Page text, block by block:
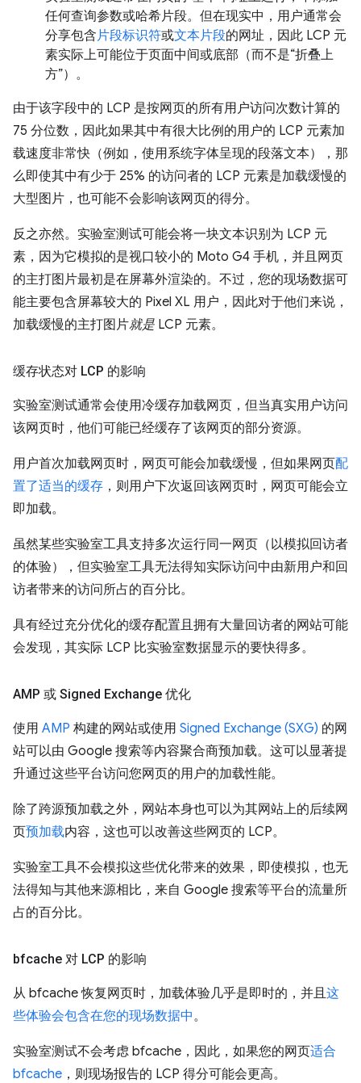
任何查询参数或哈希片段。但在现实中，用户通常会
分享包含片段标识符或文本片段的网址，因此 LCP 元
素实际上可能位于页面中间或底部（而不是“折叠上
方”）。
由于该字段中的 LCP 是按网页的所有用户访问次数计算的
75 分位数，因此如果其中有很大比例的用户的 LCP 元素加
载速度非常快（例如，使用系统字体呈现的段落文本），那
么即使其中有少于 25% 的访问者的 LCP 元素是加载缓慢的
大型图片，也可能不会影响该网页的得分。
反之亦然。实验室测试可能会将一块文本识别为 LCP 元
素，因为它模拟的是视口较小的 Moto G4 手机，并且网页
的主打图片最初是在屏幕外渲染的。不过，您的现场数据可
能主要包含屏幕较大的 Pixel XL 用户，因此对于他们来说，
加载缓慢的主打图片就是 LCP 元素。
缓存状态对 LCP 的影响
实验室测试通常会使用冷缓存加载网页，但当真实用户访问
该网页时，他们可能已经缓存了该网页的部分资源。
用户首次加载网页时，网页可能会加载缓慢，但如果网页配
置了适当的缓存 ，则用户下次返回该网页时，网页可能会立
即加载。
虽然某些实验室工具支持多次运行同一网页（以模拟回访者
的体验），但实验室工具无法得知实际访问中由新用户和回
访者带来的访问所占的百分比。
具有经过充分优化的缓存配置且拥有大量回访者的网站可能
会发现，其实际 LCP 比实验室数据显示的要快得多。
AMP 或 Signed Exchange 优化
使用 AMP 构建的网站或使用 Signed Exchange (SXG) 的网
站可以由 Google 搜索等内容聚合商预加载。这可以显著提
升通过这些平台访问您网页的用户的加载性能。
除了跨源预加载之外，网站本身也可以为其网站上的后续网
页预加载内容，这也可以改善这些网页的 LCP。
实验室工具不会模拟这些优化带来的效果，即使模拟，也无
法得知与其他来源相比，来自 Google 搜索等平台的流量所
占的百分比。
bfcache 对 LCP 的影响
从 bfcache 恢复网页时，加载体验几乎是即时的，并且 这
些体验会包含在您的现场数据中。
实验室测试不会考虑 bfcache，因此，如果您的网页适合
bfcache ，则现场报告的 LCP 得分可能会更高。